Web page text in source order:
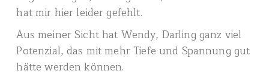
hat mir hier leider gefehlt.
Aus meiner Sicht hat Wendy, Darling ganz viel
Potenzial, das mit mehr Tiefe und Spannung gut
hätte werden können.